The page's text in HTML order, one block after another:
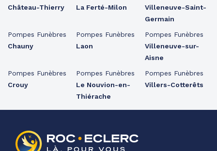
Château-Thierry
Pompes Funèbres
Chauny
Pompes Funèbres
Crouy
La Ferté-Milon
Pompes Funèbres
Laon
Pompes Funèbres
Le Nouvion-en-
Thiérache
Villeneuve-Saint-
Germain
Pompes Funèbres
Villeneuve-sur-
Aisne
Pompes Funèbres
Villers-Cotterêts